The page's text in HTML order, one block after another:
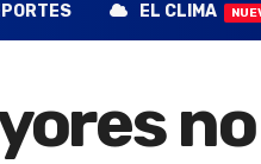
EL CLIMA